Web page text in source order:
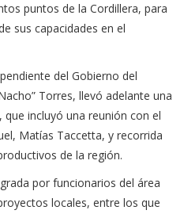
puntos de la Cordillera, para
sus capacidades en el
del Gobierno del
Torres, llevó adelante una
incluyó una reunión con el
Matías Taccetta, y recorrida
de la región.
por funcionarios del área
locales, entre los que